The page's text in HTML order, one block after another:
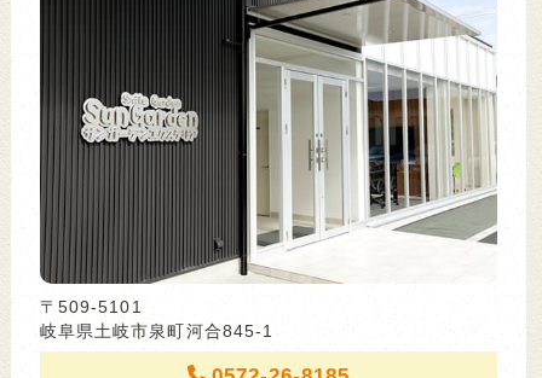
〒509-5101
岐阜県土岐市泉町河合845-1